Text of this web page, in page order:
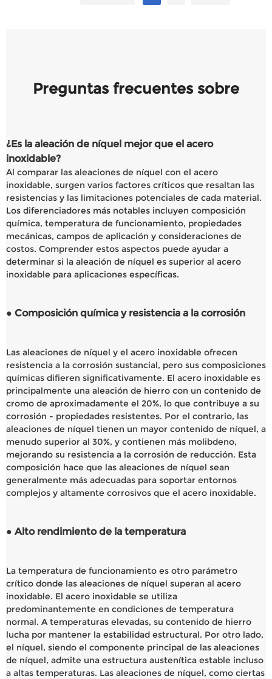
Preguntas frecuentes sobre
¿Es la aleación de níquel mejor que el acero
inoxidable?
Al comparar las aleaciones de níquel con el acero
inoxidable, surgen varios factores críticos que resaltan las
resistencias y las limitaciones potenciales de cada material.
Los diferenciadores más notables incluyen composición
química, temperatura de funcionamiento, propiedades
mecánicas, campos de aplicación y consideraciones de
costos. Comprender estos aspectos puede ayudar a
determinar si la aleación de níquel es superior al acero
inoxidable para aplicaciones específicas.
● Composición química y resistencia a la corrosión
Las aleaciones de níquel y el acero inoxidable ofrecen
resistencia a la corrosión sustancial, pero sus composiciones
químicas difieren significativamente. El acero inoxidable es
principalmente una aleación de hierro con un contenido de
cromo de aproximadamente el 20%, lo que contribuye a su
corrosión - propiedades resistentes. Por el contrario, las
aleaciones de níquel tienen un mayor contenido de níquel, a
menudo superior al 30%, y contienen más molibdeno,
mejorando su resistencia a la corrosión de reducción. Esta
composición hace que las aleaciones de níquel sean
generalmente más adecuadas para soportar entornos
complejos y altamente corrosivos que el acero inoxidable.
● Alto rendimiento de la temperatura
La temperatura de funcionamiento es otro parámetro
crítico donde las aleaciones de níquel superan al acero
inoxidable. El acero inoxidable se utiliza
predominantemente en condiciones de temperatura
normal. A temperaturas elevadas, su contenido de hierro
lucha por mantener la estabilidad estructural. Por otro lado,
el níquel, siendo el componente principal de las aleaciones
de níquel, admite una estructura austenítica estable incluso
a altas temperaturas. Las aleaciones de níquel, como ciertas